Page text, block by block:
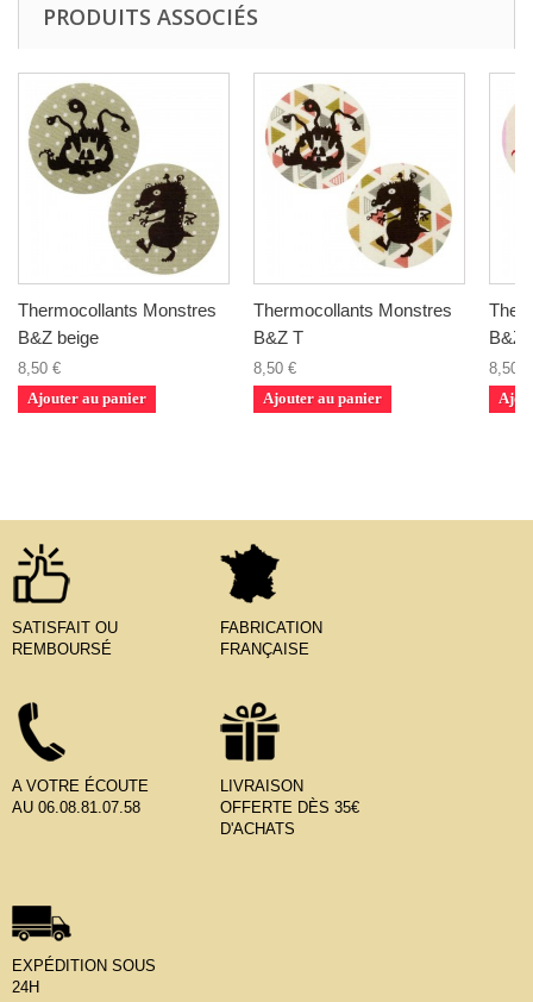
PRODUITS ASSOCIÉS
Thermocollants Monstres
B&Z beige
8,50 €
Ajouter au panier
Thermocollants Monstres
B&Z T
8,50 €
Ajouter au panier
B&Z
8,50 €
SATISFAIT OU
REMBOURSÉ
FABRICATION
FRANÇAISE
A VOTRE ÉCOUTE
AU 06.08.81.07.58
LIVRAISON
OFFERTE DÈS 35€
D'ACHATS
EXPÉDITION SOUS
24H